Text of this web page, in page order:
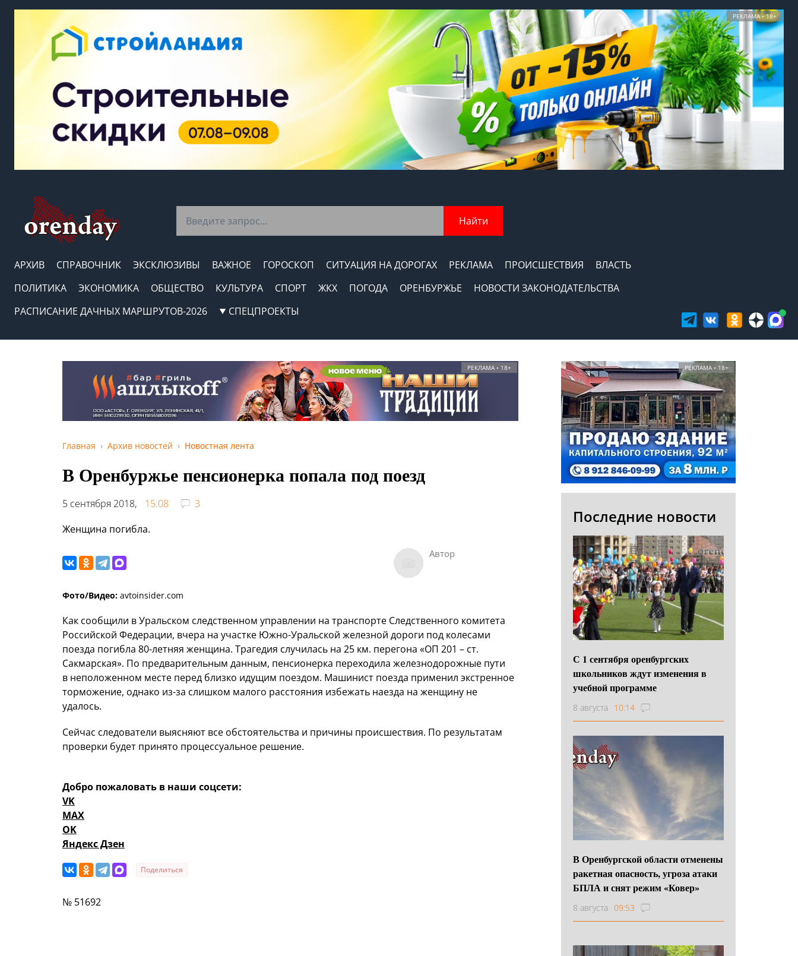
РЕКЛАМА • 18+
Найти
АРХИВ СПРАВОЧНИК ЭКСКЛЮЗИВЫ ВАЖНОЕ ГОРОСКОП СИТУАЦИЯ НА ДОРОГАХ РЕКЛАМА ПРОИСШЕСТВИЯ
ВЛАСТЬ
ПОЛИТИКА
ЭКОНОМИКА ОБЩЕСТВО КУЛЬТУРА СПОРТ ЖКХ ПОГОДА ОРЕНБУРЖЬЕ
НОВОСТИ ЗАКОНОДАТЕЛЬСТВА
РАСПИСАНИЕ ДАЧНЫХ МАРШРУТОВ-2026
СПЕЦПРОЕКТЫ
РЕКЛАМА • 18+
Главная Архив новостей Новостная лента
В Оренбуржье пенсионерка попала под поезд
5 сентября 2018, 15:08
3
Женщина погибла.
Автор
Фото/Видео: avtoinsider.com
Как сообщили в Уральском следственном управлении на транспорте Следственного комитета
Российской Федерации, вчера на участке Южно-Уральской железной дороги под колесами
поезда погибла 80-летняя женщина. Трагедия случилась на 25 км. перегона «ОП 201 – ст.
Сакмарская». По предварительным данным, пенсионерка переходила железнодорожные пути
в неположенном месте перед близко идущим поездом. Машинист поезда применил экстренное
торможение, однако из-за слишком малого расстояния избежать наезда на женщину не
удалось.
Сейчас следователи выясняют все обстоятельства и причины происшествия. По результатам
проверки будет принято процессуальное решение.
Добро пожаловать в наши соцсети:
VK
MAX
OK
Яндекс Дзен
Поделиться
№ 51692
РЕКЛАМА • 18+
Последние новости
С 1 сентября оренбургских
школьников ждут изменения в
учебной программе
8 августа 10:14
В Оренбургской области отменены
ракетная опасность, угроза атаки
БПЛА и снят режим «Ковер»
8 августа 09:53